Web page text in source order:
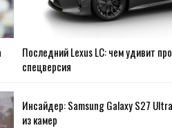
Последний Lexus LC: чем удивит
спецверсия
Инсайдер: Samsung Galaxy S27
из камер